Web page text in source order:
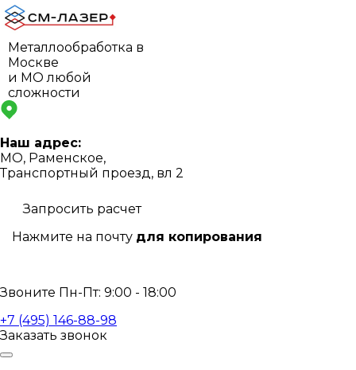
Металлообработка в
Москве
и МО любой
сложности
Наш адрес:
МО, Раменское,
Транспортный проезд, вл 2
Запросить расчет
Нажмите на почту для копирования
Звоните Пн-Пт: 9:00 - 18:00
+7 (495) 146-88-98
Заказать звонок